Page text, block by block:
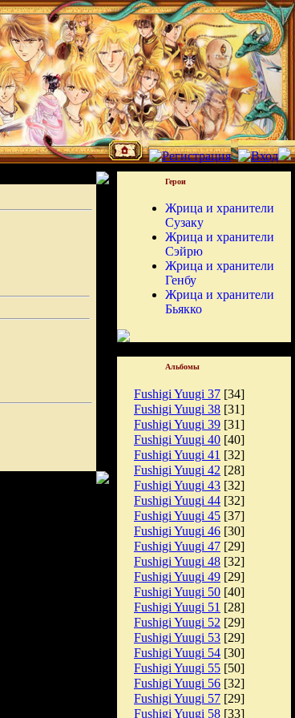
Герои
Жрица и хранители
Сузаку
Жрица и хранители
Сэйрю
Жрица и хранители
Генбу
Жрица и хранители
Бьякко
Альбомы
Fushigi Yuugi 37 [34]
Fushigi Yuugi 38 [31]
Fushigi Yuugi 39 [31]
Fushigi Yuugi 40 [40]
Fushigi Yuugi 41 [32]
Fushigi Yuugi 42 [28]
Fushigi Yuugi 43 [32]
Fushigi Yuugi 44 [32]
Fushigi Yuugi 45 [37]
Fushigi Yuugi 46 [30]
Fushigi Yuugi 47 [29]
Fushigi Yuugi 48 [32]
Fushigi Yuugi 49 [29]
Fushigi Yuugi 50 [40]
Fushigi Yuugi 51 [28]
Fushigi Yuugi 52 [29]
Fushigi Yuugi 53 [29]
Fushigi Yuugi 54 [30]
Fushigi Yuugi 55 [50]
Fushigi Yuugi 56 [32]
Fushigi Yuugi 57 [29]
Fushigi Yuugi 58 [33]